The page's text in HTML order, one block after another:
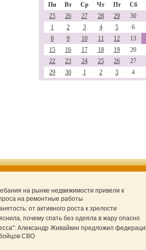
Пн Вт Ср Чт Пт Сб
25
26 27 28 29 30
1
2 3 4 5 6
8
9 10 11 12 13
15
16 17 18 19 20
22
23 24 25 26 27
29
30 1 2 3 4
на рынке недвижимости привели к
на ремонтные работы
от активного роста к зрелости
почему спать без одеяла в жару опасно
Александр Живайкин предложил
СВО